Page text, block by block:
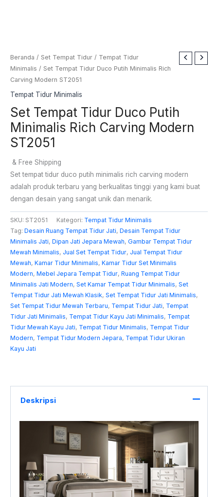
Beranda / Set Tempat Tidur / Tempat Tidur
Minimalis / Set Tempat Tidur Duco Putih Minimalis Rich
Carving Modern ST2051
Tempat Tidur Minimalis
Set Tempat Tidur Duco Putih
Minimalis Rich Carving Modern
ST2051
& Free Shipping
Set tempat tidur duco putih minimalis rich carving modern
adalah produk terbaru yang berkualitas tinggi yang kami buat
dengan desain yang sangat unik dan menarik.
SKU: ST2051 Kategori: Tempat Tidur Minimalis
Tag:Desain Ruang Tempat Tidur Jati,Desain Tempat Tidur
Minimalis Jati,Dipan Jati Jepara Mewah,Gambar Tempat Tidur
Mewah Minimalis,Jual Set Tempat Tidur,Jual Tempat Tidur
Mewah,Kamar Tidur Minimalis,Kamar Tidur Set Minimalis
Modern,Mebel Jepara Tempat Tidur,Ruang Tempat Tidur
Minimalis Jati Modern,Set Kamar Tempat Tidur Minimalis,Set
Tempat Tidur Jati Mewah Klasik,Set Tempat Tidur Jati Minimalis,
Set Tempat Tidur Mewah Terbaru, Tempat Tidur Jati, Tempat
Tidur Jati Minimalis, Tempat Tidur Kayu Jati Minimalis, Tempat
Tidur Mewah Kayu Jati, Tempat Tidur Minimalis, Tempat Tidur
Modern, Tempat Tidur Modern Jepara, Tempat Tidur Ukiran
Kayu Jati
Deskripsi